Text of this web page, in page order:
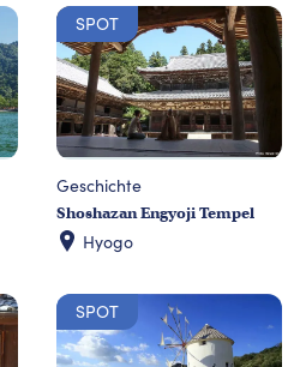
SPOT
Geschichte
Shoshazan Engyoji Tempel
Hyogo
SPOT